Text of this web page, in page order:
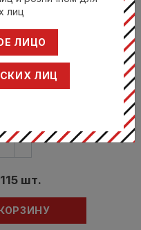
18/10, BELEK
шт.
лиц
ЛИЦО
ЛИЦ